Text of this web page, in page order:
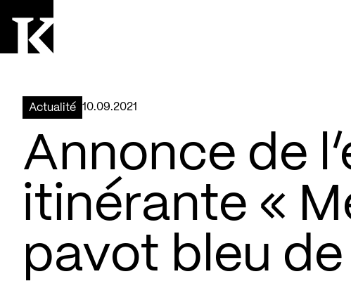
Actualité 10.09.2021
Annonce de
itinérante «
pavot bleu de